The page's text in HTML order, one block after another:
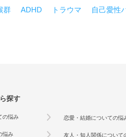
群 ADHD トラウマ 自己愛性
探す
の悩み
悩み
恋愛・結婚についての悩
友人・知人関係について